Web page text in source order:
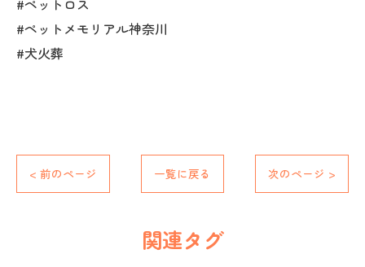
#ペットメモリアル神奈川
#犬火葬
< 前のページ 一覧に戻る 次のページ >
関連タグ